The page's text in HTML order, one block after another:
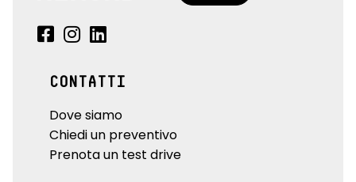
CONTATTI
Dove siamo
Chiedi un preventivo
Prenota un test drive